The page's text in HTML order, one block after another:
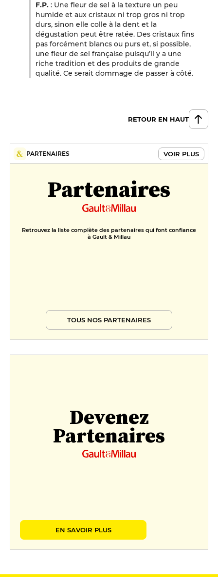
F.P. : Une fleur de sel à la texture un peu
humide et aux cristaux ni trop gros ni trop
durs, sinon elle colle à la dent et la
dégustation peut être ratée. Des cristaux fins
pas forcément blancs ou purs et, si possible,
une fleur de sel française puisqu’il y a une
riche tradition et des produits de grande
qualité. Ce serait dommage de passer à côté.
RETOUR EN HAUT
PARTENAIRES VOIR PLUS
Partenaires
Retrouvez la liste complète des partenaires qui font confiance
à Gault & Millau
TOUS NOS PARTENAIRES
Devenez
Partenaires
EN SAVOIR PLUS